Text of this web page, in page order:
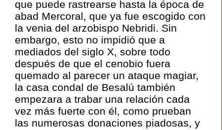
que puede rastrearse hasta la época de
abad Mercoral, que ya fue escogido con
la venia del arzobispo Nebridi. Sin
embargo, esto no impidió que a
mediados del siglo X, sobre todo
después de que el cenobio fuera
quemado al parecer un ataque magiar,
la casa condal de Besalú también
empezara a trabar una relación cada
vez más fuerte con él, como prueban
las numerosas donaciones piadosas, y